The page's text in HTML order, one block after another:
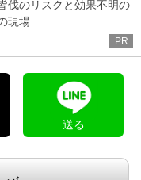
伐のリスクと効果不明の
現場
PR
送る